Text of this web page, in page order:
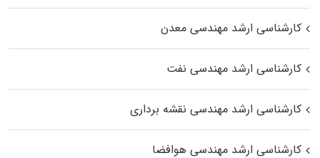
کارشناسی ارشد مهندسی معدن
کارشناسی ارشد مهندسی نفت
کارشناسی ارشد مهندسی نقشه برداری
کارشناسی ارشد مهندسی هوافضا